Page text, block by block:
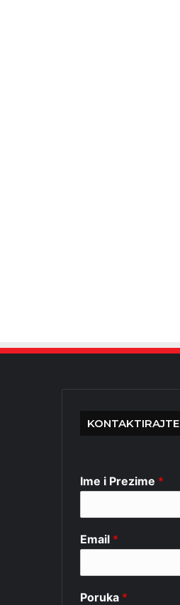
Ime i Prezime *
Email *
Poruka *